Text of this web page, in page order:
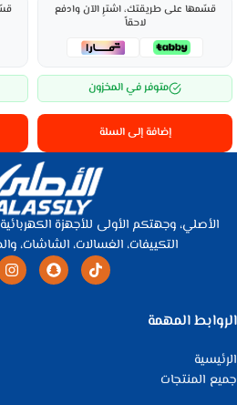
قسّمها على طريقتك، اشترِ الآن وادفع
لاحقاً
متوفر في المخزون
إضافة إلى السلة
الأصلي، وجهتكم الأولى للأجهزة
التكييفات، الغسالات، الشاشات،
الروابط المهمة
الرئيسية
جميع المنتجات